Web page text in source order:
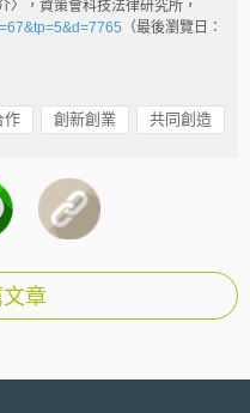
〉，資策會科技法律研究所，
（最後瀏覽日：
作 創新創業 共同創造
章